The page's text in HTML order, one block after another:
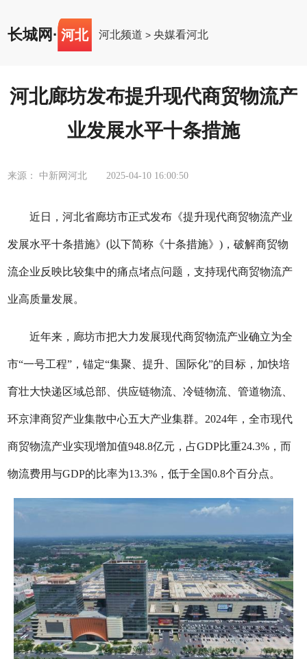
长城网 · 河北 河北频道 >央媒看河北
河北廊坊发布提升现代商贸物流产
业发展水平十条措施
来源： 中新网河北 2025-04-10 16:00:50
近日，河北省廊坊市正式发布《提升现代商贸物流产业
发展水平十条措施》(以下简称《十条措施》)，破解商贸物
流企业反映比较集中的痛点堵点问题，支持现代商贸物流产
业高质量发展。
近年来，廊坊市把大力发展现代商贸物流产业确立为全
市“一号工程”，锚定“集聚、提升、国际化”的目标，加快培
育壮大快递区域总部、供应链物流、冷链物流、管道物流、
环京津商贸产业集散中心五大产业集群。2024年，全市现代
商贸物流产业实现增加值948.8亿元，占GDP比重24.3%，而
物流费用与GDP的比率为13.3%，低于全国0.8个百分点。